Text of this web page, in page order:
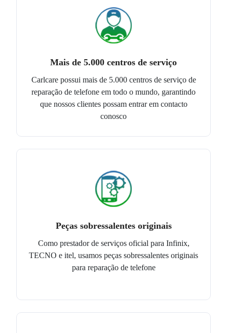
Mais de 5.000 centros de serviço
Carlcare possui mais de 5.000 centros de serviço de
reparação de telefone em todo o mundo, garantindo
que nossos clientes possam entrar em contacto
conosco
Peças sobressalentes originais
Como prestador de serviços oficial para Infinix,
TECNO e itel, usamos peças sobressalentes originais
para reparação de telefone